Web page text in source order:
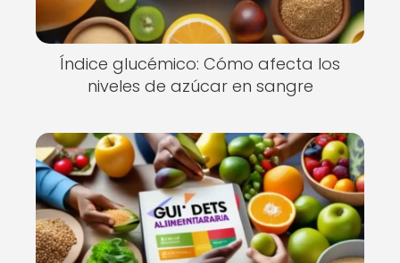
Índice glucémico: Cómo afecta los
niveles de azúcar en sangre